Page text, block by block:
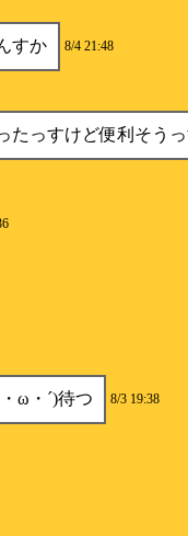
すか 8/4 21:48
たっすけど便利そう
ω・´)待つ 8/3 19:38